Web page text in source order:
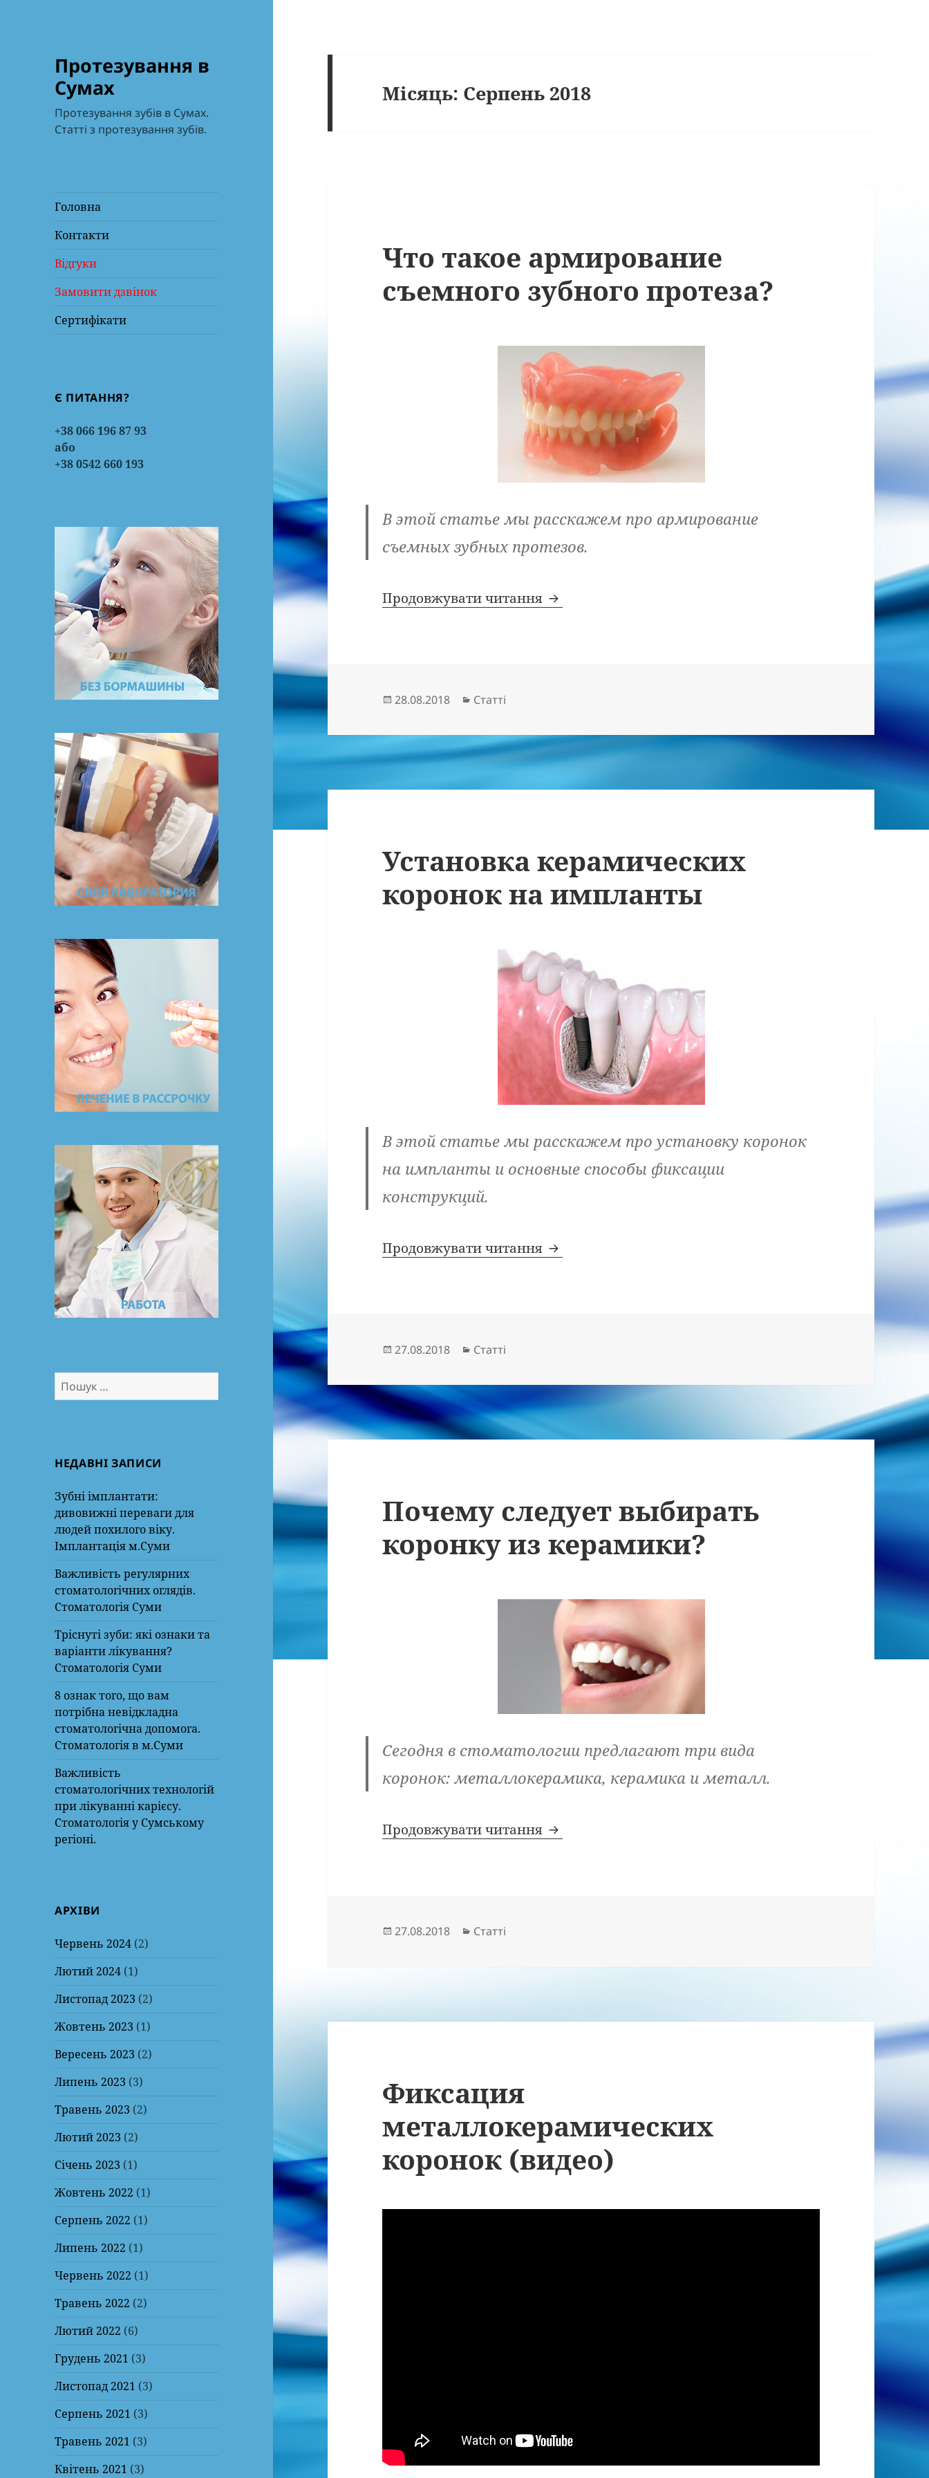
Протезування в
Сумах
Протезування зубів в Сумах.
Статті з протезування зубів.
Головна
Контакти
Відгуки
Замовити дзвінок
Сертифікати
Є ПИТАННЯ?
+38 066 196 87 93
або
+38 0542 660 193
Пошук:
НЕДАВНІ ЗАПИСИ
Зубні імплантати:
дивовижні переваги для
людей похилого віку.
Імплантація м.Суми
Важливість регулярних
стоматологічних оглядів.
Стоматологія Суми
Тріснуті зуби: які ознаки та
варіанти лікування?
Стоматологія Суми
8 ознак того, що вам
потрібна невідкладна
стоматологічна допомога.
Стоматологія в м.Суми
Важливість
стоматологічних технологій
при лікуванні карієсу.
Стоматологія у Сумському
регіоні.
АРХІВИ
Червень 2024 (2)
Лютий 2024 (1)
Листопад 2023 (2)
Жовтень 2023 (1)
Вересень 2023 (2)
Липень 2023 (3)
Травень 2023 (2)
Лютий 2023 (2)
Січень 2023 (1)
Жовтень 2022 (1)
Серпень 2022 (1)
Липень 2022 (1)
Червень 2022 (1)
Травень 2022 (2)
Лютий 2022 (6)
Грудень 2021 (3)
Листопад 2021 (3)
Серпень 2021 (3)
Травень 2021 (3)
Квітень 2021 (3)
Місяць: Серпень 2018
Что такое армирование
съемного зубного протеза?
В этой статье мы расскажем про армирование
съемных зубных протезов.
Продовжувати читання Что такое армирование съемного зубного протеза?
Опубліковано
28.08.2018 Категорії
Статті
Установка керамических
коронок на импланты
В этой статье мы расскажем про установку коронок
на импланты и основные способы фиксации
конструкций.
Продовжувати читання Установка керамических коронок на импланты
Опубліковано
27.08.2018 Категорії
Статті
Почему следует выбирать
коронку из керамики?
Сегодня в стоматологии предлагают три вида
коронок: металлокерамика, керамика и металл.
Продовжувати читання Почему следует выбирать коронку из керамики?
Опубліковано
27.08.2018 Категорії
Статті
Фиксация
металлокерамических
коронок (видео)